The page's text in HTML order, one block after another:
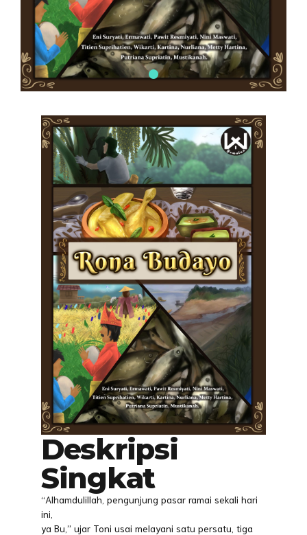
Deskripsi
Singkat
“Alhamdulillah, pengunjung pasar ramai sekali hari
ini,
ya Bu,” ujar Toni usai melayani satu persatu, tiga